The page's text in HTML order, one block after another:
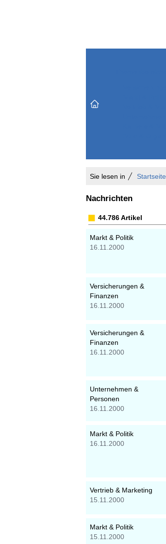
Sie lesen in Startseite
Nachrichten
44.786 Artikel
Markt & Politik
16.11.2000
Versicherungen &
Finanzen
16.11.2000
Versicherungen &
Finanzen
16.11.2000
Unternehmen &
Personen
16.11.2000
Markt & Politik
16.11.2000
Vertrieb & Marketing
15.11.2000
Markt & Politik
15.11.2000